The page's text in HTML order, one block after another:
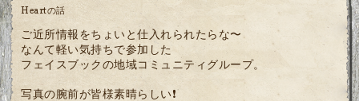
Heartの話
ご近所情報をちょいと仕入れられたらな〜
なんて軽い気持ちで参加した
フェイスブックの地域コミュニティグループ。
写真の腕前が皆様素晴らしい❗️